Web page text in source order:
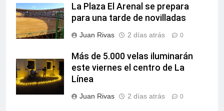
La Plaza El Arenal se prepara
para una tarde de novilladas
Juan Rivas 2 días atrás 0
Más de 5.000 velas iluminarán
este viernes el centro de La
Línea
Juan Rivas 2 días atrás 0